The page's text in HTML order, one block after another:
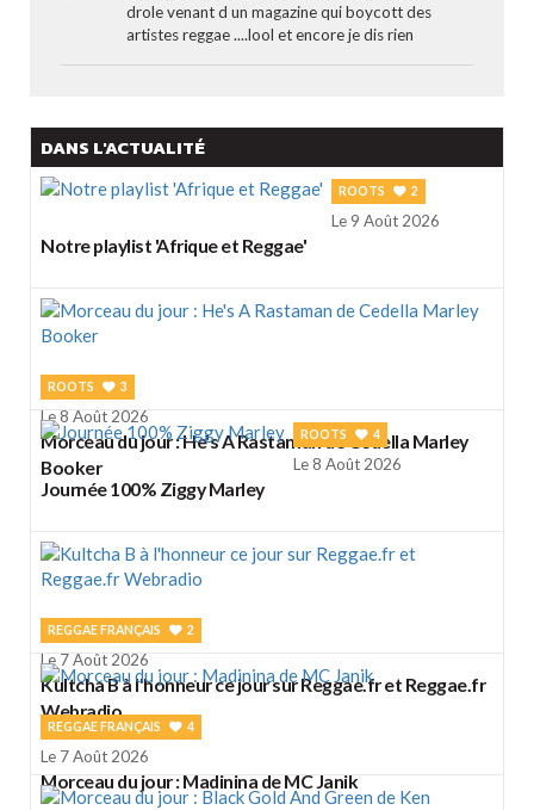
drole venant d un magazine qui boycott des
artistes reggae ....lool et encore je dis rien
DANS L'ACTUALITÉ
ROOTS 2
Le 9 Août 2026
Notre playlist 'Afrique et Reggae'
ROOTS 3
Le 8 Août 2026
Morceau du jour : He's A Rastaman de Cedella Marley
Booker
ROOTS 4
Le 8 Août 2026
Journée 100% Ziggy Marley
REGGAE FRANÇAIS 2
Le 7 Août 2026
Kultcha B à l'honneur ce jour sur Reggae.fr et Reggae.fr
Webradio
REGGAE FRANÇAIS 4
Le 7 Août 2026
Morceau du jour : Madinina de MC Janik